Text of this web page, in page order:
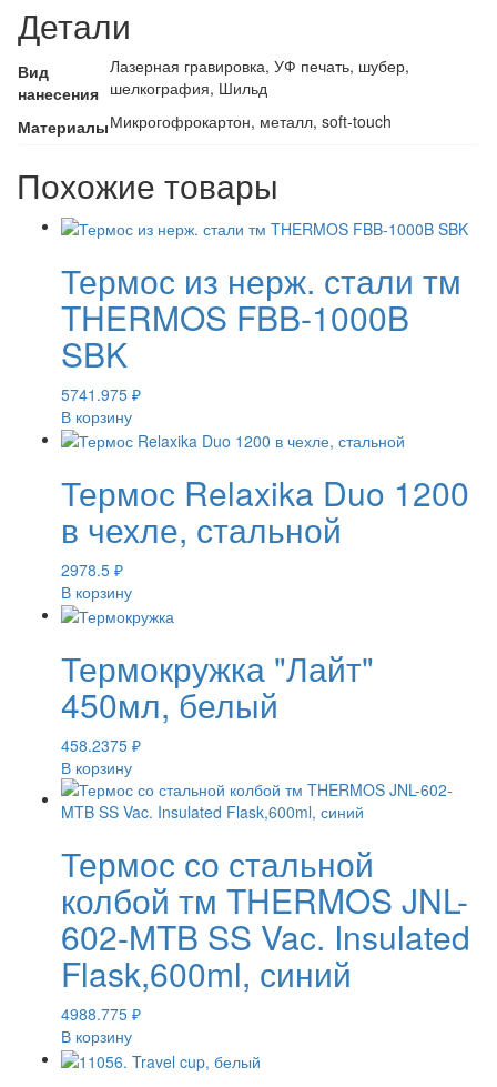
Детали
Вид
нанесения
Лазерная гравировка, УФ печать, шубер,
шелкография, Шильд
МатериалыМикрогофрокартон, металл, soft-touch
Похожие товары
Термос из нерж. стали тм
THERMOS FBB-1000B
SBK
5741.975 ₽
В корзину
Термос Relaxika Duo 1200
в чехле, стальной
2978.5 ₽
В корзину
Термокружка "Лайт"
450мл, белый
458.2375 ₽
В корзину
Термос со стальной
колбой тм THERMOS JNL-
602-MTB SS Vac. Insulated
Flask,600ml, синий
4988.775 ₽
В корзину